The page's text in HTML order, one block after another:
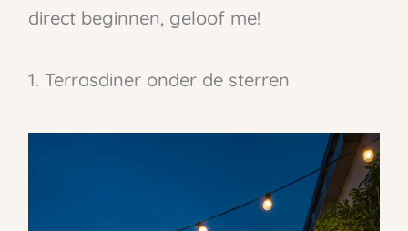
direct beginnen, geloof me!
1. Terrasdiner onder de sterren